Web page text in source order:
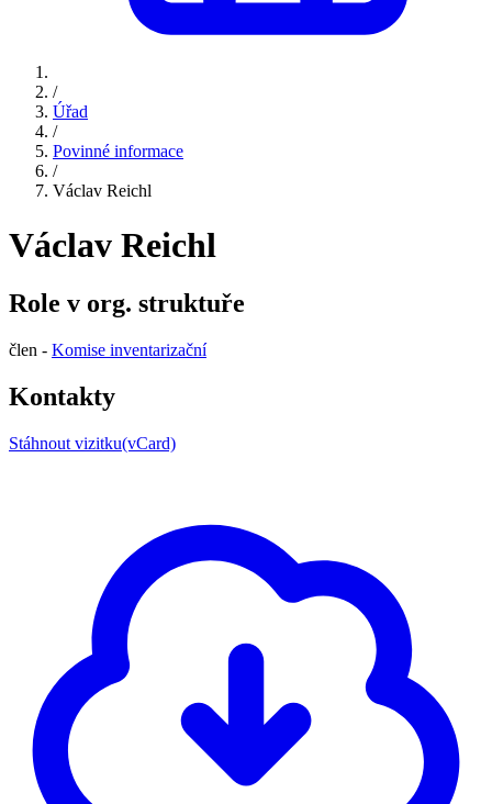
/
Úřad
/
Povinné informace
/
Václav Reichl
Václav Reichl
Role v org. struktuře
člen - Komise inventarizační
Kontakty
Stáhnout vizitku(vCard)